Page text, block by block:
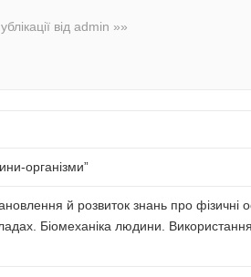
від admin »»
організми”
й розвиток знань про фізичні
Біомеханіка людини.